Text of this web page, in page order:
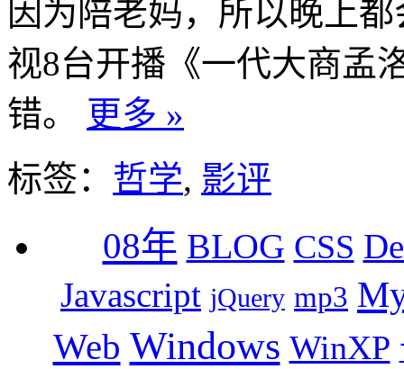
因为陪老妈，所以晚上
视8台开播《一代大商孟
错。 更多 »
标签： 哲学, 影评
08年 BLOG CSS
Javascript jQuery mp3
Web Windows WinXP